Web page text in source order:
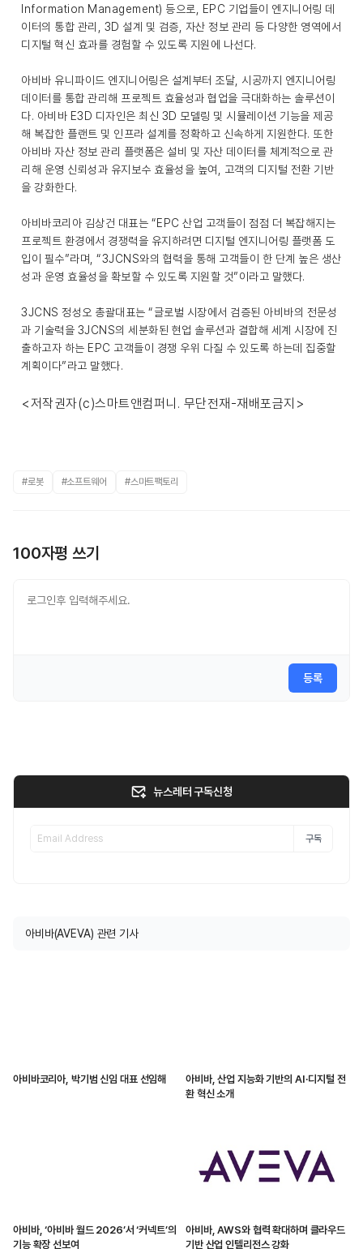
Information Management) 등으로, EPC 기업들이 엔지니어링 데
이터의 통합 관리, 3D 설계 및 검증, 자산 정보 관리 등 다양한 영역에서
디지털 혁신 효과를 경험할 수 있도록 지원에 나선다.
아비바 유니파이드 엔지니어링은 설계부터 조달, 시공까지 엔지니어링
데이터를 통합 관리해 프로젝트 효율성과 협업을 극대화하는 솔루션이
다. 아비바 E3D 디자인은 최신 3D 모델링 및 시뮬레이션 기능을 제공
해 복잡한 플랜트 및 인프라 설계를 정확하고 신속하게 지원한다. 또한
아비바 자산 정보 관리 플랫폼은 설비 및 자산 데이터를 체계적으로 관
리해 운영 신뢰성과 유지보수 효율성을 높여, 고객의 디지털 전환 기반
을 강화한다.
아비바코리아 김상건 대표는 “EPC 산업 고객들이 점점 더 복잡해지는
프로젝트 환경에서 경쟁력을 유지하려면 디지털 엔지니어링 플랫폼 도
입이 필수”라며, “3JCNS와의 협력을 통해 고객들이 한 단계 높은 생산
성과 운영 효율성을 확보할 수 있도록 지원할 것”이라고 말했다.
3JCNS 정성오 총괄대표는 “글로벌 시장에서 검증된 아비바의 전문성
과 기술력을 3JCNS의 세분화된 현업 솔루션과 결합해 세계 시장에 진
출하고자 하는 EPC 고객들이 경쟁 우위 다질 수 있도록 하는데 집중할
계획이다”라고 말했다.
<저작권자(c)스마트앤컴퍼니. 무단전재-재배포금지>
#로봇 #소프트웨어 #스마트팩토리
100자평 쓰기
등록
뉴스레터 구독신청
구독
아비바(AVEVA) 관련 기사
아비바코리아, 박기범 신임 대표 선임해
아비바, 산업 지능화 기반의 AI·디지털 전
환 혁신 소개
아비바, ‘아비바 월드 2026’서 ‘커넥트’의
기능 확장 선보여
아비바, AWS와 협력 확대하며 클라우드
기반 산업 인텔리전스 강화